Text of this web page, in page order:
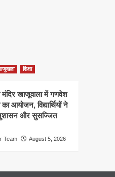
शिक्षा
मंदिर खाजूवाला में गणवेश
का आयोजन, विद्यार्थियों ने
और सुसज्जित
Team August 5, 2026